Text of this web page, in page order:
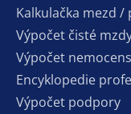
Kalkulačka mezd /
Výpočet čisté
Výpočet
Encyklopedie
Výpočet podpory